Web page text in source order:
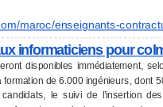
maroc/enseignants-
informaticiens pour
disponibles immédiatement,
formation de 6.000 ingénieurs, dont
le suivi de l’insertion